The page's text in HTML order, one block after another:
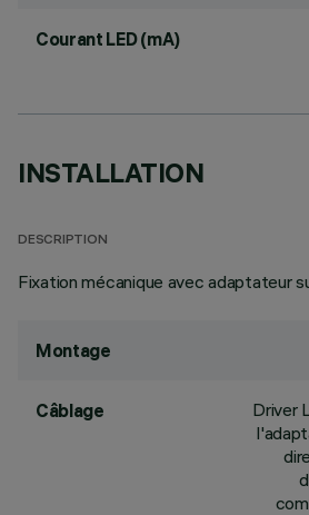
Courant LED (mA)
INSTALLATION
DESCRIPTION
Fixation mécanique avec adaptateur
Montage
Câblage
Driver